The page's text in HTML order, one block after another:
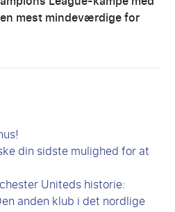
mest mindeværdige for
din sidste mulighed for at
Uniteds historie:
anden klub i det nordlige